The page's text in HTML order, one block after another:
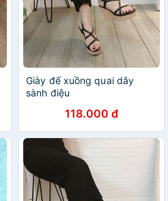
Giày đế xuồng quai dây
sành điệu
118.000 đ